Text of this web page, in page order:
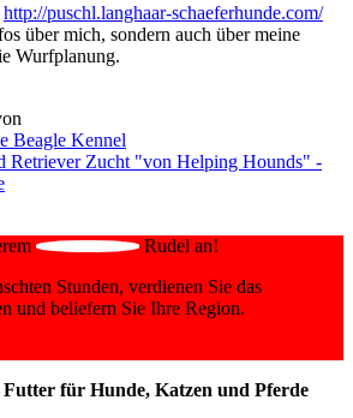
http://puschl.langhaar-schaeferhunde.com/
über mich, sondern auch über meine
Wurfplanung.
Rudel an!
Stunden, verdienen Sie das
und beliefern Sie Ihre Region.
Futter für Hunde, Katzen und Pferde